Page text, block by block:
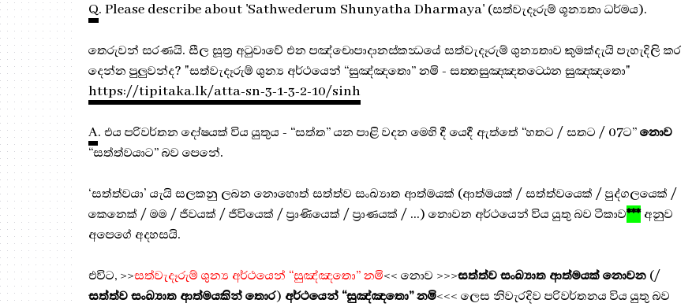
Q. Please describe about 'Sathwederum Shunyatha Dharmaya' (සත්වැදෑරුම් ශූන්‍යතා ධර්මය).
තෙරුවන් සරණයි. සීල සූත්‍ර අටුවාවේ එන පඤ්චොපාදානස්කන්‍ධයේ සත්වැදෑරුම් ශුන්‍යතාව කුමක්දැයි පැහැදිලි කර
දෙන්න පුලුවන්ද? "සත්වැදෑරුම් ශුන්‍ය අර්ථයෙන් “සුඤ්ඤතො” නමි - සත‍්තසුඤ‍්ඤතට‍්ඨෙන සුඤ‍්ඤතො"
https://tipitaka.lk/atta-sn-3-1-3-2-10/sinh
A. එය පරිවර්තන දෝෂයක් විය යුතුය - “සත්ත” යන පාළි වදන මෙහි දී යෙදී ඇත්තේ “හතට / සතට / 07ට”නොව
“සත්ත්වයාට” බව පෙනේ.
‘සත්ත්වයා’ යැයි සලකනු ලබන නොහොත් සත්ත්ව සංඛ්‍යාත ආත්මයක් (ආත්මයක් / සත්ත්වයෙක් / පුද්ගලයෙක් /
කෙනෙක් / මම / ජීවයක් / ජීවියෙක් / ප්‍රාණියෙක් / ප්‍රාණයක් / ...) නොවන අර්ථයෙන් විය යුතු බව ටීකාව***අනුව
අපෙගේ අදහසයි.
එවිට, >>සත්වැදෑරුම් ශුන්‍ය අර්ථයෙන් “සුඤ්ඤතො” නමි<< නොව >>>සත්ත්ව සංඛ්‍යාත ආත්මයක් නොවන (/
සත්ත්ව සංඛ්‍යාත ආත්මයකින් තොර) අර්ථයෙන් “සුඤ්ඤතො” නමි<<< ලෙස නිවැරදිව පරිවර්තනය විය යුතු බව